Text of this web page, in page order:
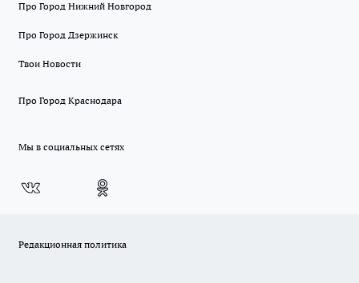
Про Город Нижний Новгород
Про Город Дзержинск
Твои Новости
Про Город Краснодара
Мы в социальных сетях
Редакционная политика